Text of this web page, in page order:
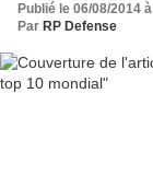
Publié le 06/08/2014
Par RP Defense